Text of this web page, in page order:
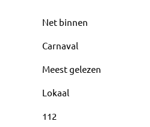
Net binnen
Carnaval
Meest gelezen
Lokaal
112